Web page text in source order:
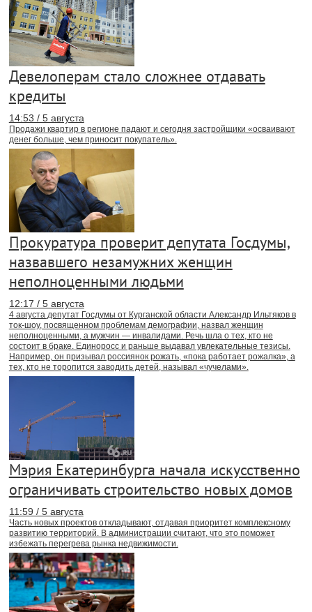
Девелоперам стало сложнее отдавать
кредиты
14:53 / 5 августа
Продажи квартир в регионе падают и сегодня застройщики «осваивают
денег больше, чем приносит покупатель».
Прокуратура проверит депутата Госдумы,
назвавшего незамужних женщин
неполноценными людьми
12:17 / 5 августа
4 августа депутат Госдумы от Курганской области Александр Ильтяков в
ток-шоу, посвященном проблемам демографии, назвал женщин
неполноценными, а мужчин — инвалидами. Речь шла о тех, кто не
состоит в браке. Единоросс и раньше выдавал увлекательные тезисы.
Например, он призывал россиянок рожать, «пока работает рожалка», а
тех, кто не торопится заводить детей, называл «чучелами».
Мэрия Екатеринбурга начала искусственно
ограничивать строительство новых домов
11:59 / 5 августа
Часть новых проектов откладывают, отдавая приоритет комплексному
развитию территорий. В администрации считают, что это поможет
избежать перегрева рынка недвижимости.